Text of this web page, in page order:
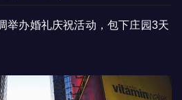
举办婚礼庆祝活动，包下庄园3天